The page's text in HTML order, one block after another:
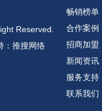
Reserved.
：推搜网络
畅销榜单
合作案例
招商加盟
新闻资讯
服务支持
联系我们